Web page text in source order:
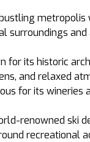
metropolis
surroundings and
for its historic
and relaxed
for its wineries
renowned ski
recreational